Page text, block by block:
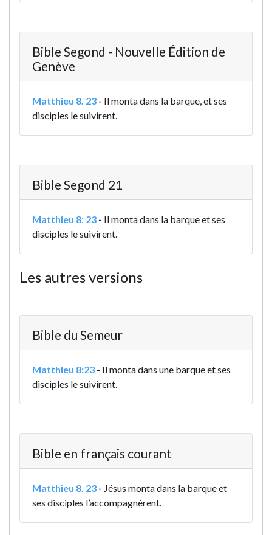
Bible Segond - Nouvelle Édition de
Genève
Matthieu 8. 23 - Il monta dans la barque, et ses
disciples le suivirent.
Bible Segond 21
Matthieu 8: 23 - Il monta dans la barque et ses
disciples le suivirent.
Les autres versions
Bible du Semeur
Matthieu 8:23 - Il monta dans une barque et ses
disciples le suivirent.
Bible en français courant
Matthieu 8. 23 - Jésus monta dans la barque et
ses disciples l’accompagnèrent.